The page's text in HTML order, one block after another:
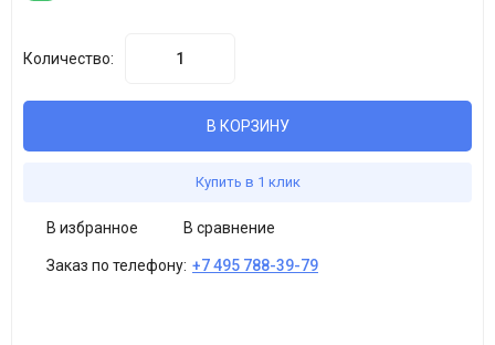
Количество:
В КОРЗИНУ
Купить в 1 клик
В избранное В сравнение
Заказ по телефону: +7 495 788-39-79